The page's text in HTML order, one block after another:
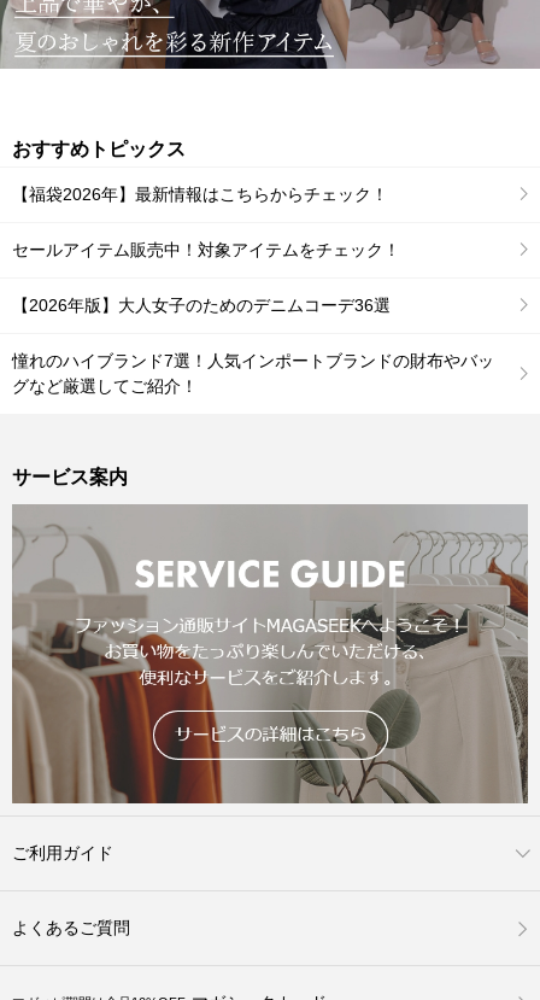
おすすめトピックス
【福袋2026年】最新情報はこちらからチェック！
セールアイテム販売中！対象アイテムをチェック！
【2026年版】大人女子のためのデニムコーデ36選
憧れのハイブランド7選！人気インポートブランドの財布やバッ
グなど厳選してご紹介！
サービス案内
ご利用ガイド
よくあるご質問